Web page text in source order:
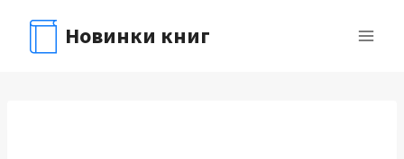
содержимому
Новинки книг